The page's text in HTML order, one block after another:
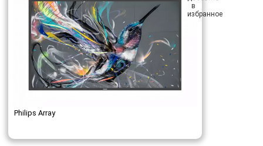
Philips Array